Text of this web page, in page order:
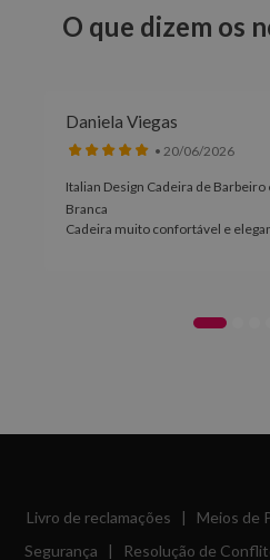
O que dizem os
Daniela Viegas
• 20/06/2026
Italian Design Cadeira de
Branca
Cadeira muito confortável e
Livro de reclamações | Meios de
Segurança | Resolução de